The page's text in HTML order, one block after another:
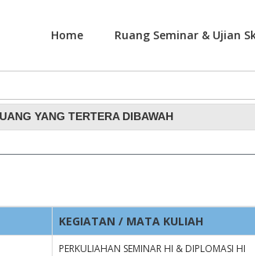
Home Ruang Seminar & Ujian
Rapat dan
YANG TERTERA DIBAWAH
KEGIATAN / MATA KULIAH
PERKULIAHAN SEMINAR HI & DIPLOMASI HI